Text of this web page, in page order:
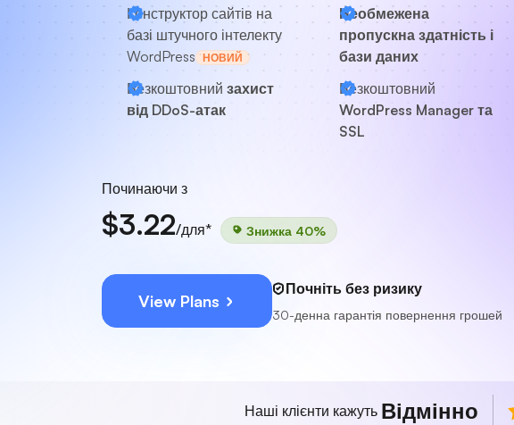
Конструктор сайтів на
базі штучного інтелекту
WordPress НОВИЙ
Необмежена
пропускна здатність і
бази даних
Безкоштовний захист
від DDoS-атак
Безкоштовний
WordPress Manager та
SSL
Починаючи з
$3.22/для* Знижка 40%
View Plans
Почніть без ризику
30-денна гарантія повернення грошей
Наші клієнти кажуть Відмінно